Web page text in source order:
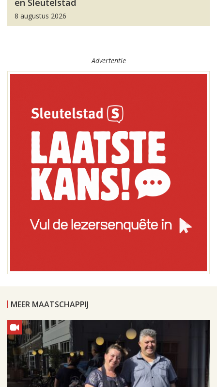
en Sleutelstad
8 augustus 2026
Advertentie
MEER MAATSCHAPPIJ